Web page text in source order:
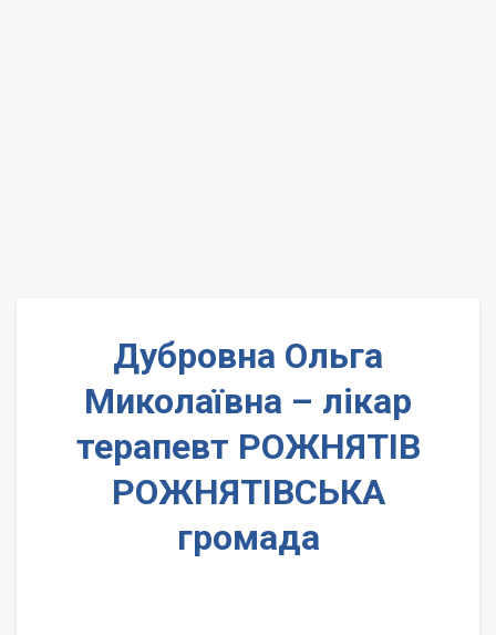
Дубровна Ольга
Миколаївна – лікар
терапевт РОЖНЯТІВ
РОЖНЯТІВСЬКА
громада